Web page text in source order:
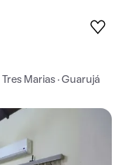
Marias · Guarujá